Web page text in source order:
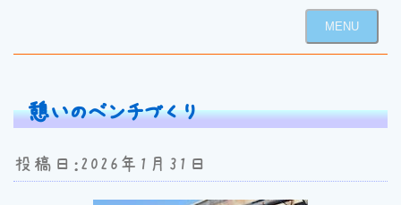
MENU
憩いのベンチづくり
投稿日：2026年1月31日